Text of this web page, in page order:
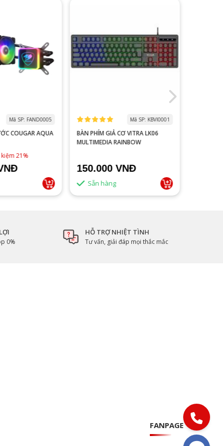
Mã SP: FAND0005
COUGAR AQUA
21%
Mã SP: KBVI0001
BÀN PHÍM GIẢ CƠ VITRA LK06
MULTIMEDIA RAINBOW
150.000 VNĐ
Sẵn hàng
0%
HỖ TRỢ NHIỆT TÌNH
Tư vấn, giải đáp mọi thắc mắc
FANPAGE